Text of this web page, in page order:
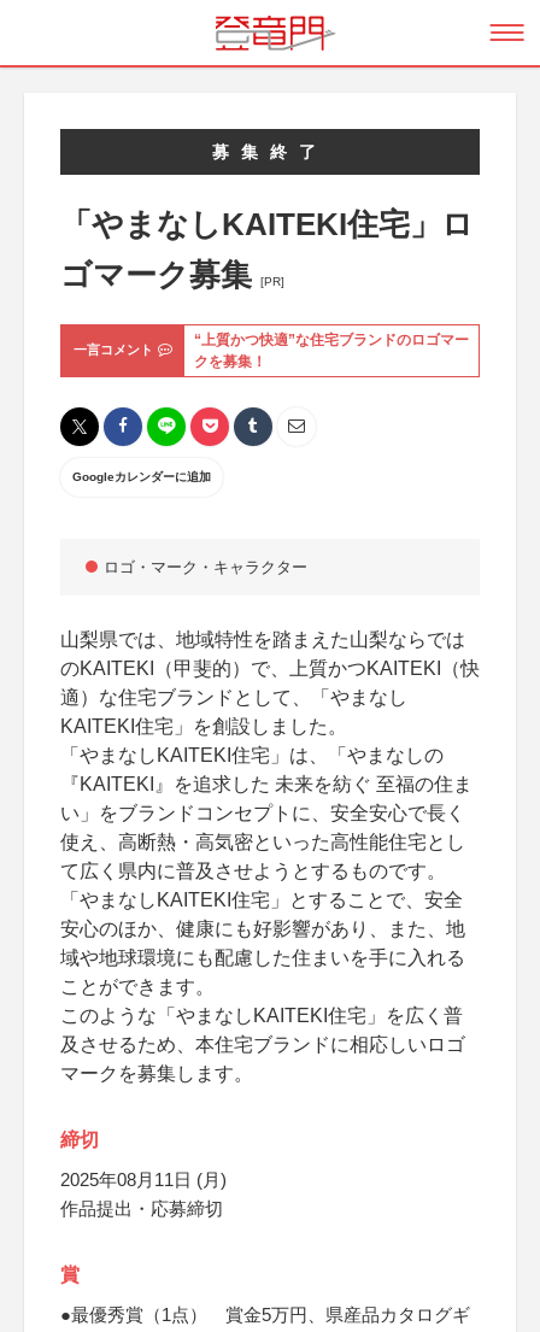
募集終了
「やまなしKAITEKI住宅」ロ
ゴマーク募集
[PR]
一言コメント
“上質かつ快適”な住宅ブランドのロゴマー
クを募集！
Googleカレンダーに追加
ロゴ・マーク・キャラクター
山梨県では、地域特性を踏まえた山梨ならでは
のKAITEKI（甲斐的）で、上質かつKAITEKI（快
適）な住宅ブランドとして、「やまなし
KAITEKI住宅」を創設しました。
「やまなしKAITEKI住宅」は、「やまなしの
『KAITEKI』を追求した 未来を紡ぐ 至福の住ま
い」をブランドコンセプトに、安全安心で長く
使え、高断熱・高気密といった高性能住宅とし
て広く県内に普及させようとするものです。
「やまなしKAITEKI住宅」とすることで、安全
安心のほか、健康にも好影響があり、また、地
域や地球環境にも配慮した住まいを手に入れる
ことができます。
このような「やまなしKAITEKI住宅」を広く普
及させるため、本住宅ブランドに相応しいロゴ
マークを募集します。
締切
2025年08月11日 (月)
作品提出・応募締切
賞
●最優秀賞（1点） 賞金5万円、県産品カタログギ